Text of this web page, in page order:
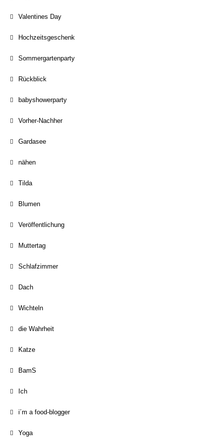
Valentines Day
Hochzeitsgeschenk
Sommergartenparty
Rückblick
babyshowerparty
Vorher-Nachher
Gardasee
nähen
Tilda
Blumen
Veröffentlichung
Muttertag
Schlafzimmer
Dach
Wichteln
die Wahrheit
Katze
BamS
Ich
i´m a food-blogger
Yoga